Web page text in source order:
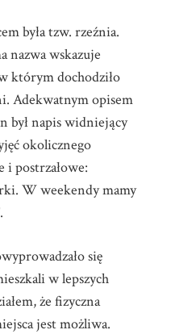
była tzw. rzeźnia.
nazwa wskazuje
którym dochodziło
Adekwatnym opisem
był napis widniejący
okolicznego
i postrzałowe:
W weekendy mamy
się
w lepszych
że fizyczna
jest możliwa.